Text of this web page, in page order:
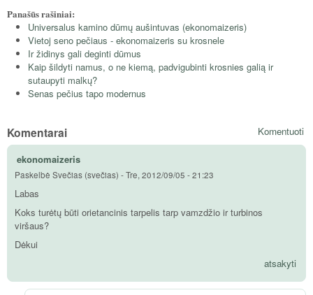
Panašūs rašiniai:
Universalus kamino dūmų aušintuvas (ekonomaizeris)
Vietoj seno pečiaus - ekonomaizeris su krosnele
Ir židinys gali deginti dūmus
Kaip šildyti namus, o ne kiemą, padvigubinti krosnies galią ir
sutaupyti malkų?
Senas pečius tapo modernus
Komentuoti
Komentarai
ekonomaizeris
Paskelbė Svečias (svečias) -Tre, 2012/09/05 - 21:23
Labas
Koks turėtų būti orietancinis tarpelis tarp vamzdžio ir turbinos
viršaus?
Dėkui
atsakyti